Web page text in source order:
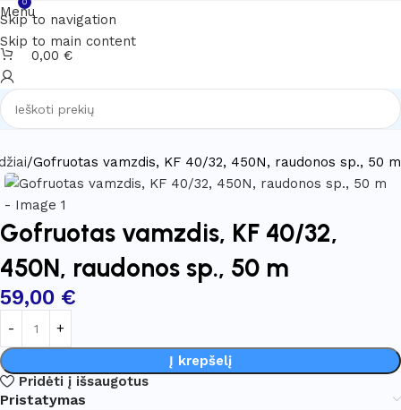
Skip to navigation
Skip to main content
Menu
0
0,00 €
Gofruotas vamzdis, KF 40/32, 450N, raudonos sp., 50 m
Gofruotas vamzdis, KF 40/32,
450N, raudonos sp., 50 m
59,00 €
Į krepšelį
Pridėti į išsaugotus
Pristatymas